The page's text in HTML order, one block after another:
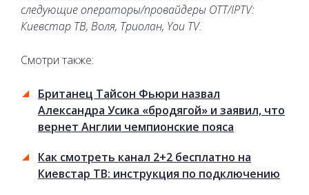
следующие операторы/провайдеры OTT/IPTV:
Киевстар ТВ, Воля, Триолан, You TV.
Смотри также:
Британец Тайсон Фьюри назвал
Александра Усика «бродягой» и заявил, что
вернет Англии чемпионские пояса
Как смотреть канал 2+2 бесплатно на
Киевстар ТВ: инструкция по подключению